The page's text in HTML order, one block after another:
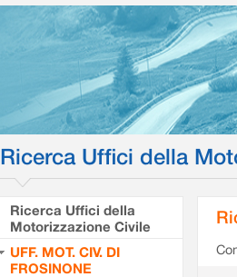
Ricerca Uffici della
Ricerca Uffici della
Motorizzazione Civile
UFF. MOT. CIV. DI
FROSINONE